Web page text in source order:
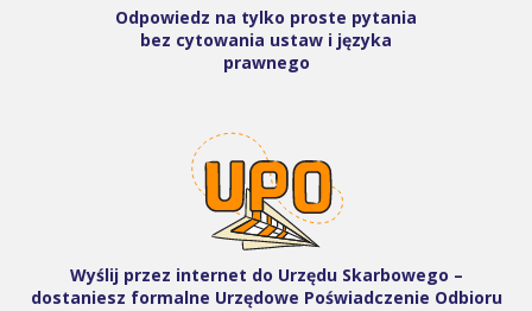
Odpowiedz na tylko proste pytania
bez cytowania ustaw i języka
prawnego
Wyślij przez internet do Urzędu Skarbowego –
dostaniesz formalne Urzędowe Poświadczenie Odbioru